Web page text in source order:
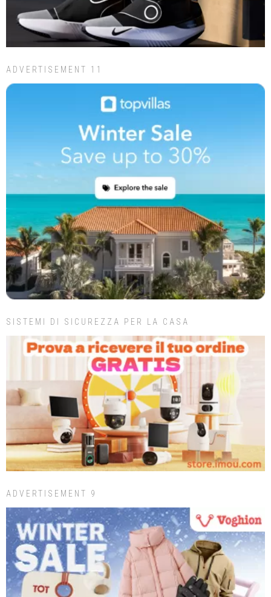
ADVERTISEMENT 11
SISTEMI DI SICUREZZA PER LA CASA
ADVERTISEMENT 9